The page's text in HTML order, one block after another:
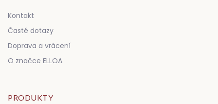
Kontakt
Časté dotazy
Doprava a vrácení
O značce ELLOA
PRODUKTY